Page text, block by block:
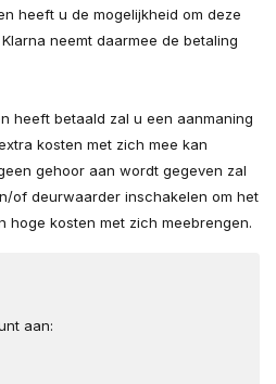
heeft u de mogelijkheid om deze
neemt daarmee de betaling
heeft betaald zal u een aanmaning
kosten met zich mee kan
gehoor aan wordt gegeven zal
of deurwaarder inschakelen om het
hoge kosten met zich meebrengen.
aan: